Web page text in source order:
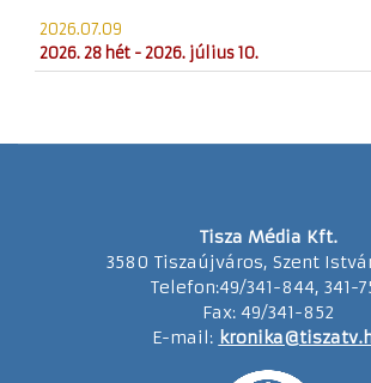
2026.07.09
2026. 28 hét - 2026. július 10.
Tisza Média Kft.
3580 Tiszaújváros, Szent
Telefon:49/341-844, 341-
Fax: 49/341-852
E-mail: